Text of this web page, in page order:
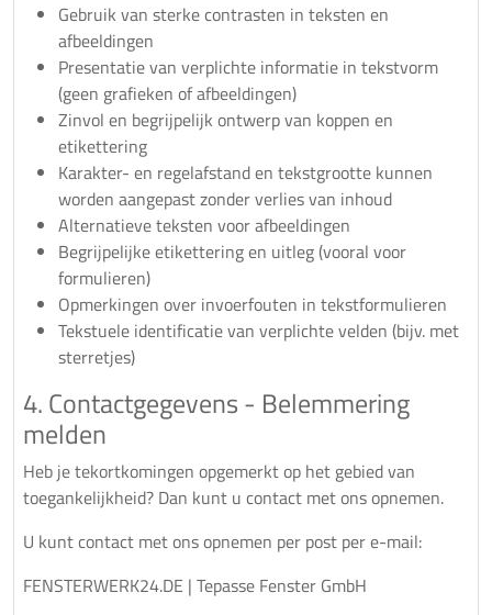
Gebruik van sterke contrasten in teksten en
afbeeldingen
Presentatie van verplichte informatie in tekstvorm
(geen grafieken of afbeeldingen)
Zinvol en begrijpelijk ontwerp van koppen en
etikettering
Karakter- en regelafstand en tekstgrootte kunnen
worden aangepast zonder verlies van inhoud
Alternatieve teksten voor afbeeldingen
Begrijpelijke etikettering en uitleg (vooral voor
formulieren)
Opmerkingen over invoerfouten in tekstformulieren
Tekstuele identificatie van verplichte velden (bijv. met
sterretjes)
4. Contactgegevens - Belemmering
melden
Heb je tekortkomingen opgemerkt op het gebied van
toegankelijkheid? Dan kunt u contact met ons opnemen.
U kunt contact met ons opnemen per post per e-mail:
FENSTERWERK24.DE | Tepasse Fenster GmbH